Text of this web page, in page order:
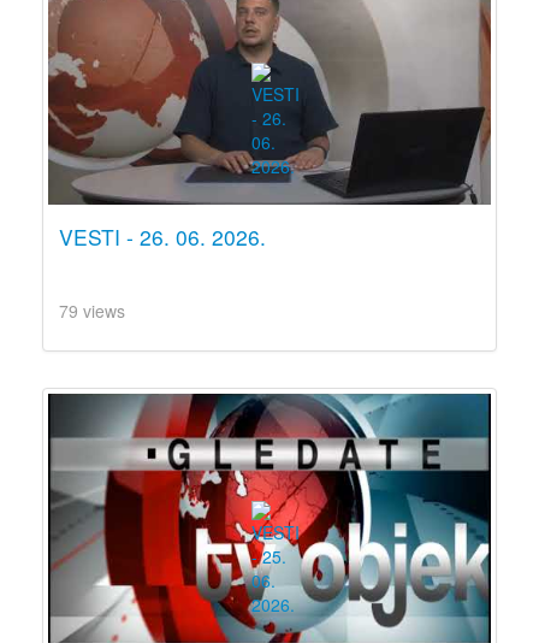
VESTI - 26. 06. 2026.
79 views